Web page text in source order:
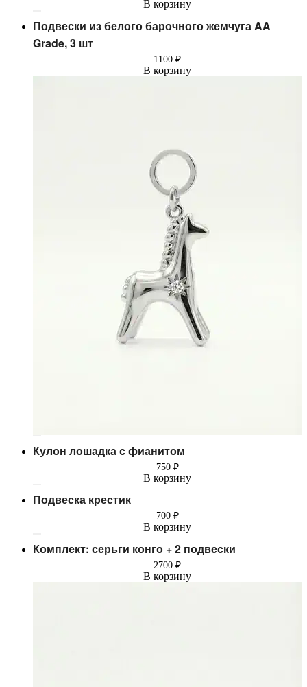
В корзину
Подвески из белого барочного жемчуга AA
Grade, 3 шт
1100 ₽
В корзину
Кулон лошадка с фианитом
750 ₽
В корзину
Подвеска крестик
700 ₽
В корзину
Комплект: серьги конго + 2 подвески
2700 ₽
В корзину